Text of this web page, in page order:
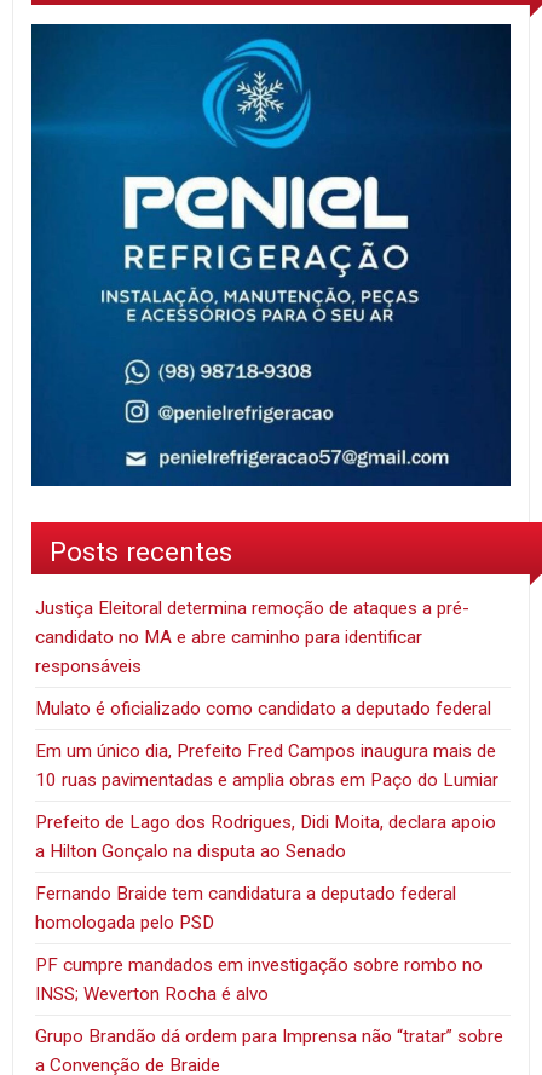
Posts recentes
Justiça Eleitoral determina remoção de ataques a pré-
candidato no MA e abre caminho para identificar
responsáveis
Mulato é oficializado como candidato a deputado federal
Em um único dia, Prefeito Fred Campos inaugura mais de
10 ruas pavimentadas e amplia obras em Paço do Lumiar
Prefeito de Lago dos Rodrigues, Didi Moita, declara apoio
a Hilton Gonçalo na disputa ao Senado
Fernando Braide tem candidatura a deputado federal
homologada pelo PSD
PF cumpre mandados em investigação sobre rombo no
INSS; Weverton Rocha é alvo
Grupo Brandão dá ordem para Imprensa não “tratar” sobre
a Convenção de Braide